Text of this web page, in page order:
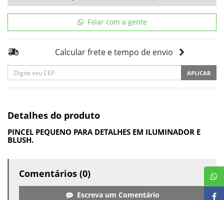
Falar com a gente
Calcular frete e tempo de envio
APLICAR
Detalhes do produto
PINCEL PEQUENO PARA DETALHES EM ILUMINADOR E
BLUSH.
Comentários (0)
Escreva um Comentário